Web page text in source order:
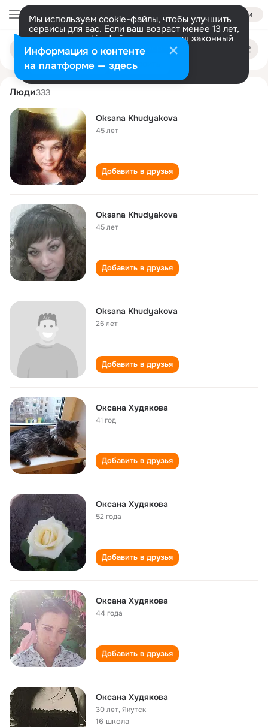
Войти
Мы используем cookie-файлы, чтобы улучшить
сервисы для вас. Если ваш возраст менее 13 лет,
настроить cookie-файлы должен ваш законный
представитель. Больше информации
Разрешить все Настроить
Поиск
людям
oksana khudyakova
Люди333
Oksana Khudyakova
45 лет
Добавить в друзья
Oksana Khudyakova
45 лет
Добавить в друзья
Oksana Khudyakova
26 лет
Добавить в друзья
Оксана Худякова
41 год
Добавить в друзья
Оксана Худякова
52 года
Добавить в друзья
Оксана Худякова
44 года
Добавить в друзья
Оксана Худякова
30 лет,Якутск
16 школа
Информация о контенте
на платформе — здесь